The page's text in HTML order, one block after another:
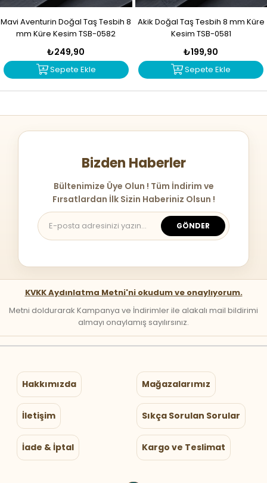
Mavi Aventurin Doğal Taş Tesbih 8
mm Küre Kesim TSB-0582
₺249,90
Sepete Ekle
Akik Doğal Taş Tesbih 8 mm Küre
Kesim TSB-0581
₺199,90
Sepete Ekle
Bizden Haberler
Bültenimize Üye Olun ! Tüm İndirim ve
Fırsatlardan İlk Sizin Haberiniz Olsun !
GÖNDER
KVKK Aydınlatma Metni'ni okudum ve onaylıyorum.
Metni doldurarak Kampanya ve İndirimler ile alakalı mail bildirimi
almayı onaylamış sayılırsınız.
Hakkımızda Mağazalarımız
İletişim Sıkça Sorulan Sorular
İade & İptal Kargo ve Teslimat